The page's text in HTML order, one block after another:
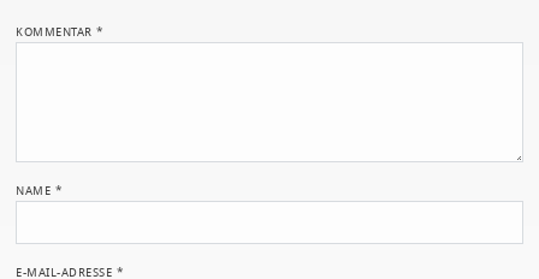
KOMMENTAR*
NAME *
E-MAIL-ADRESSE *